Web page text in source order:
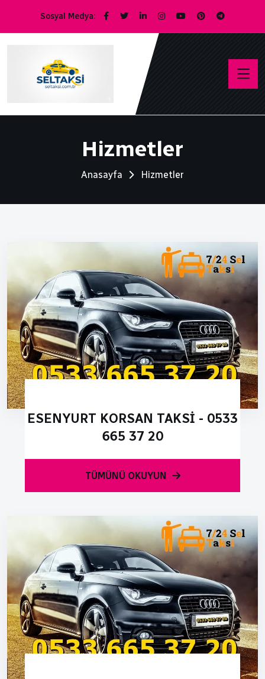
Sosyal Medya:
Hizmetler
Anasayfa Hizmetler
ESENYURT KORSAN TAKSI - 0533
665 37 20
TÜMÜNÜ OKUYUN